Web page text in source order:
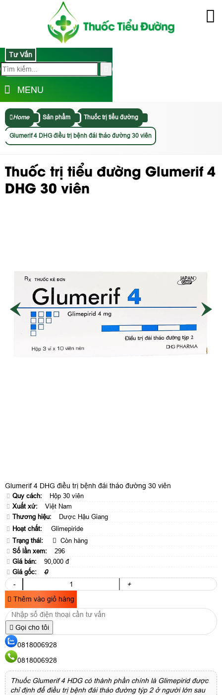
Tư Vấn
MENU
Home Sản phẩm Thuốc trị tiểu đường
Glumerif 4 DHG điều trị bệnh đái tháo đường 30 viên
Thuốc trị tiểu đường Glumerif 4
DHG 30 viên
Glumerif 4 DHG điều trị bệnh đái tháo đường 30 viên
Quy cách:
Hộp 30 viên
Xuất xứ:
Việt Nam
Thương hiệu:
Dược Hậu Giang
Hoạt chất:
Glimepiride
Trạng thái:
Còn hàng
Số lần xem:
296
Giá bán:
90,000 đ
Giá gốc:
0
-
+
Thêm vào giỏ hàng
Gọi cho tôi
0818006928
0818006928
Thuốc Glumerif 4 HDG có thành phần chính là Glimepirid được
chỉ định để điều trị bệnh đái tháo đường týp 2 ở người lớn sau